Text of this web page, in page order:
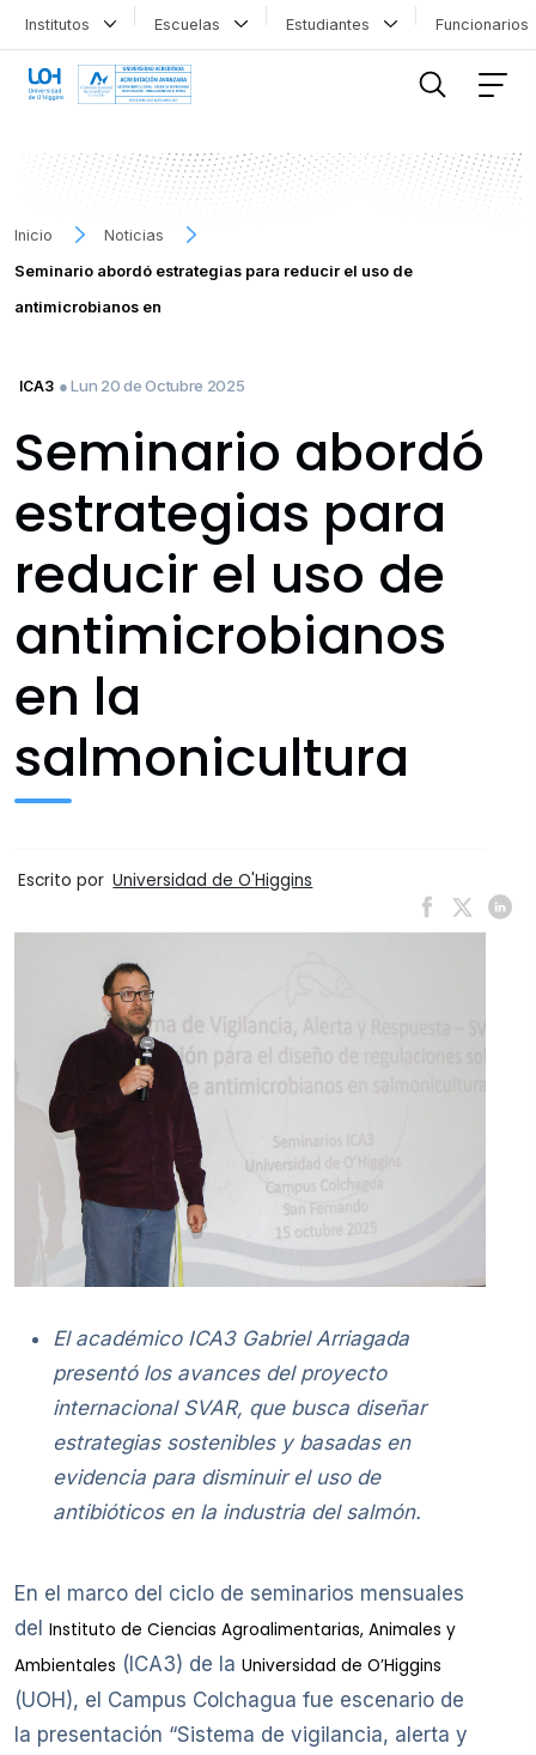
Institutos Escuelas Estudiantes
Inicio
Noticias
Seminario abordó estrategias para reducir el uso de
antimicrobianos en
ICA3 ● Lun 20 de Octubre 2025
Seminario abordó
estrategias para
reducir el uso de
antimicrobianos
en la
salmonicultura
Escrito por Universidad de O'Higgins
El académico ICA3 Gabriel Arriagada
presentó los avances del proyecto
internacional SVAR, que busca diseñar
estrategias sostenibles y basadas en
evidencia para disminuir el uso de
antibióticos en la industria del salmón.
En el marco del ciclo de seminarios mensuales
del Instituto de Ciencias Agroalimentarias, Animales y
Ambientales (ICA3) de la Universidad de O’Higgins
(UOH), el Campus Colchagua fue escenario de
la presentación “Sistema de vigilancia, alerta y